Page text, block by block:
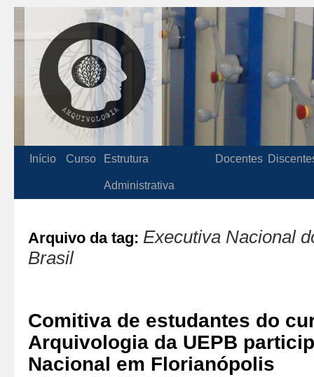
Início Curso Estrutura
Administrativa
Docentes
Arquivo da tag: Executiva Nacional
Brasil
Comitiva de estudantes do
Arquivologia da UEPB
Nacional em Florianópolis